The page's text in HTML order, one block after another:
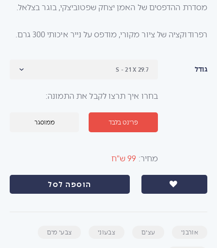
מסדרת ההדפסים של האמן יצחק שפטוביצקי, בוגר בצלאל.
רפרודוקציה של ציור מקורי, מודפס על נייר איכותי 300 גרם.
גודל
בחרו איך תרצו לקבל את התמונה:
פרינט בלבד ממוסגר
מחיר: 99 ש"ח
הוספה לסל
אורבני עצים צבעוני צבעי מים